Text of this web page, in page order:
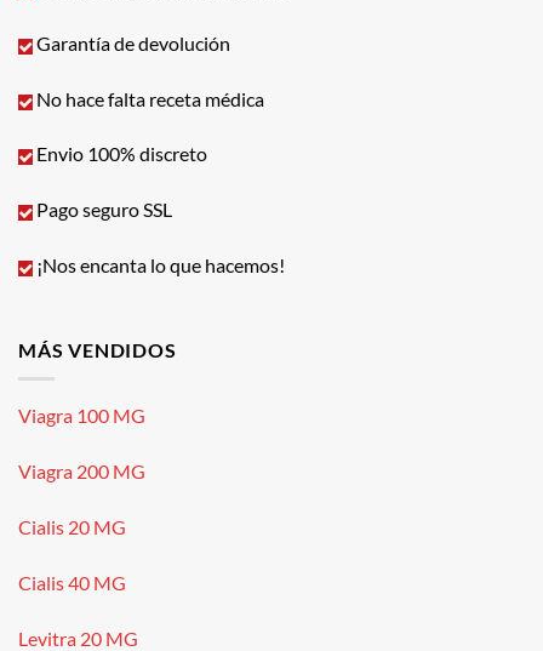
Garantía de devolución
No hace falta receta médica
Envio 100% discreto
Pago seguro SSL
¡Nos encanta lo que hacemos!
MÁS VENDIDOS
Viagra 100 MG
Viagra 200 MG
Cialis 20 MG
Cialis 40 MG
Levitra 20 MG